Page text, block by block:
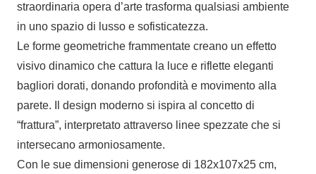
straordinaria opera d’arte trasforma qualsiasi ambiente
in uno spazio di lusso e sofisticatezza.
Le forme geometriche frammentate creano un effetto
visivo dinamico che cattura la luce e riflette eleganti
bagliori dorati, donando profondità e movimento alla
parete. Il design moderno si ispira al concetto di
“frattura”, interpretato attraverso linee spezzate che si
intersecano armoniosamente.
Con le sue dimensioni generose di 182x107x25 cm,